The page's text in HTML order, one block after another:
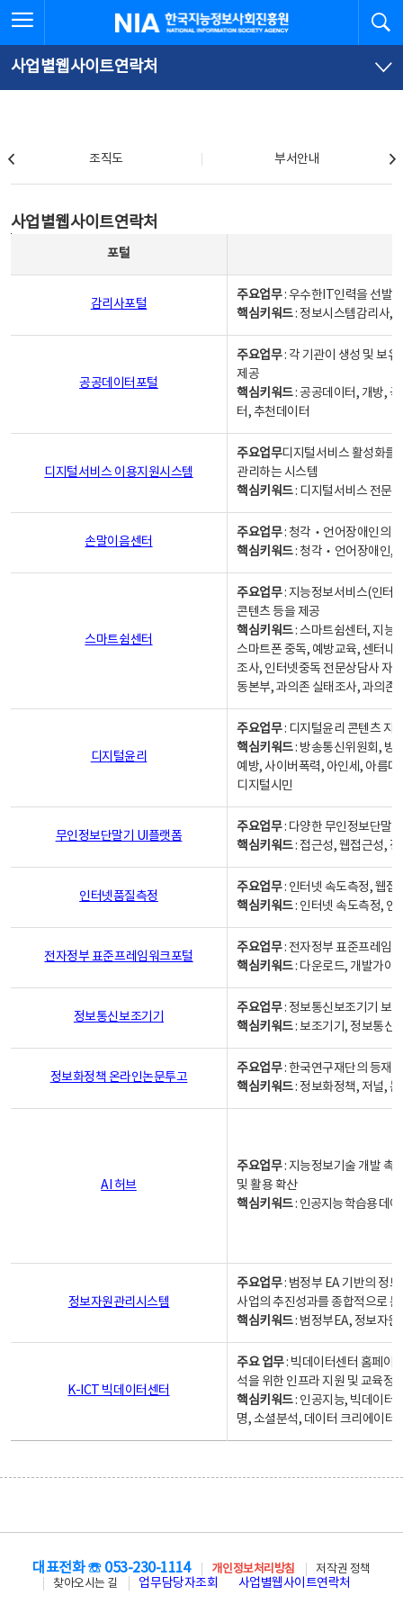
문
로
가
체
뉴
바
가
한국지능정보사회진흥원
사업별웹사이트연락처
조직도 부서안내
사업별웹사이트연락처
포털
감리사포털
주요업무: 우수한IT인력을 선발
핵심키워드: 정보시스템감리사,
공공데이터포털
주요업무: 각 기관이 생성 및 보
제공
핵심키워드: 공공데이터, 개방,
터, 추천데이터
디지털서비스 이용지원시스템
주요업무디지털서비스 활성화를
관리하는 시스템
핵심키워드: 디지털서비스 전문
손말이음센터
주요업무: 청각‧언어장애인의
핵심키워드: 청각‧언어장애인,
스마트쉼센터
주요업무: 지능정보서비스(인터
콘텐츠 등을 제공
핵심키워드: 스마트쉼센터, 지능
스마트폰 중독, 예방교육, 센터내
조사, 인터넷중독 전문상담사 자
동본부, 과의존 실태조사, 과의존
디지털윤리
주요업무: 디지털윤리 콘텐츠 지
핵심키워드: 방송통신위원회, 방
예방, 사이버폭력, 아인세, 아름
디지털시민
무인정보단말기 UI플랫폼
주요업무: 다양한 무인정보단말
핵심키워드: 접근성, 웹접근성,
인터넷품질측정
주요업무: 인터넷 속도측정, 웹접
핵심키워드: 인터넷 속도측정, 인
전자정부 표준프레임워크포털
주요업무: 전자정부 표준프레임
핵심키워드: 다운로드, 개발가이
정보통신보조기기
주요업무: 정보통신보조기기 보
핵심키워드: 보조기기, 정보통신
정보화정책 온라인논문투고
주요업무: 한국연구재단의 등재
핵심키워드: 정보화정책, 저널,
AI 허브
주요업무: 지능정보기술 개발 촉
및 활용 확산
핵심키워드: 인공지능 학습용 데
정보자원관리시스템
주요업무: 범정부 EA 기반의 정
사업의 추진성과를 종합적으로
핵심키워드: 범정부EA, 정보자
K-ICT 빅데이터센터
주요 업무: 빅데이터센터 홈페이
석을 위한 인프라 지원 및 교육정
핵심키워드: 인공지능, 빅데이터,
명, 소셜분석, 데이터 크리에이터
대표전화 ☏ 053-230-1114 개인정보처리방침
저작권 정책
찾아오시는 길
업무담당자조회 사업별웹사이트연락처